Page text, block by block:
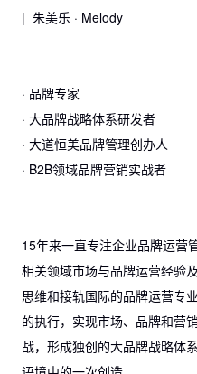
| 朱美乐 · Melody
· 品牌专家
· 大品牌战略体系研发者
· 大道恒美品牌管理创办人
· B2B领域品牌营销实战者
15年来一直专注企业品牌运营
相关领域市场与品牌运营经验
思维和接轨国际的品牌运营专
的执行，实现市场、品牌和营
战，形成独创的大品牌战略体